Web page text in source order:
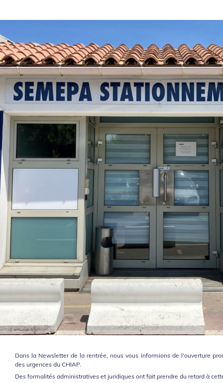
Dans la Newsletter de la rentrée, nous vous informions de l’ouverture
des urgences du CHIAP.
Des formalités administratives et juridiques ont fait prendre du retard à